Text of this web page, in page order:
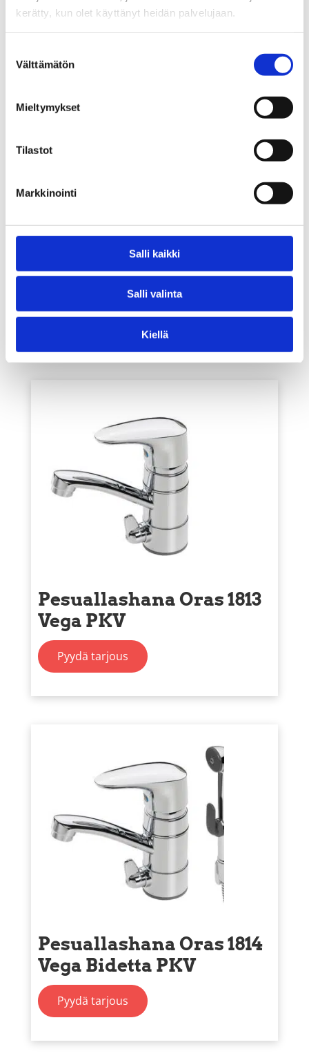
kerätty, kun olet käyttänyt heidän palvelujaan.
valinta
Välttämätön
Mieltymykset
Tilastot
Markkinointi
Salli kaikki
Salli valinta
Kiellä
Tutustu myös
Keittiöhana Oras 1820
Vega
Pyydä tarjous
Pesuallashana Oras 1813
Vega PKV
Pyydä tarjous
Pesuallashana Oras 1814
Vega Bidetta PKV
Pyydä tarjous